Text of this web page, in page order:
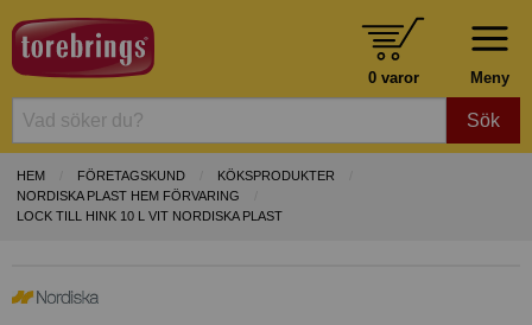
Meny
0 varor
Sök
HEM FÖRETAGSKUND
KÖKSPRODUKTER
NORDISKA PLAST HEM FÖRVARING
LOCK TILL HINK 10 L VIT NORDISKA PLAST